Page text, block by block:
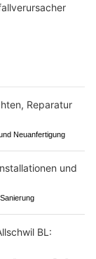
Neuanfertigung